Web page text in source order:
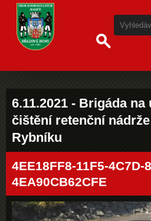
6.11.2021 - Brigáda
čištění retenční
Rybníku
4EE18FF8-11F5-4C7D-
4EA90CB62CFE